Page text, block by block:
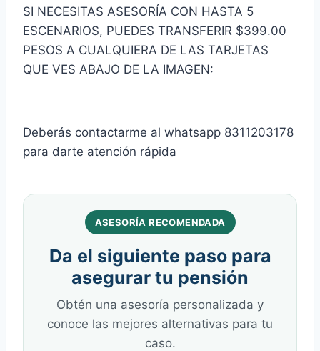
SI NECESITAS ASESORÍA CON HASTA 5
ESCENARIOS, PUEDES TRANSFERIR $399.00
PESOS A CUALQUIERA DE LAS TARJETAS
QUE VES ABAJO DE LA IMAGEN:
Deberás contactarme al whatsapp 8311203178
para darte atención rápida
ASESORÍA RECOMENDADA
Da el siguiente paso para
asegurar tu pensión
Obtén una asesoría personalizada y
conoce las mejores alternativas para tu
caso.